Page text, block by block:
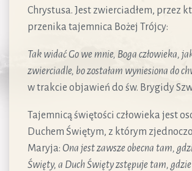
Chrystusa. Jest zwierciadłem, przez
przenika tajemnica Bożej Trójcy:
Tak widać Go we mnie, Boga człowieka,
zwierciadle, bo zostałam wyniesiona do
w trakcie objawień do św. Brygidy
Tajemnicą świętości człowieka jest
Duchem Świętym, z którym
Maryja: Ona jest zawsze obecna tam,
Święty, a Duch Święty zstępuje tam,